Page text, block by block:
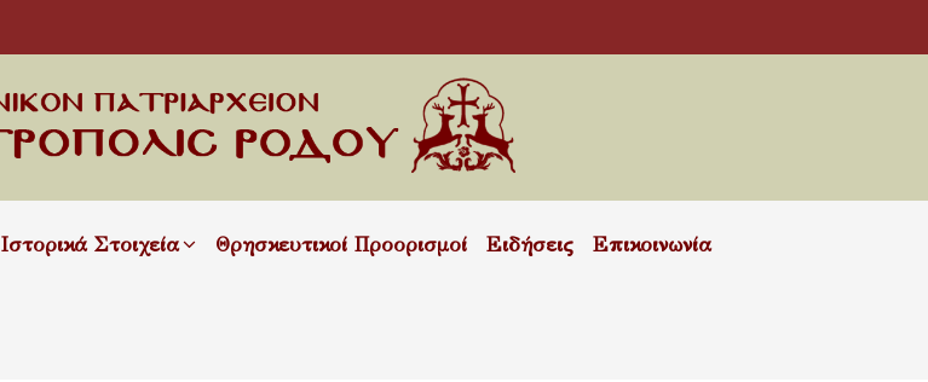
Ιστορικά Στοιχεία Θρησκευτικοί Προορισμοί Ειδήσεις Επικοινωνία